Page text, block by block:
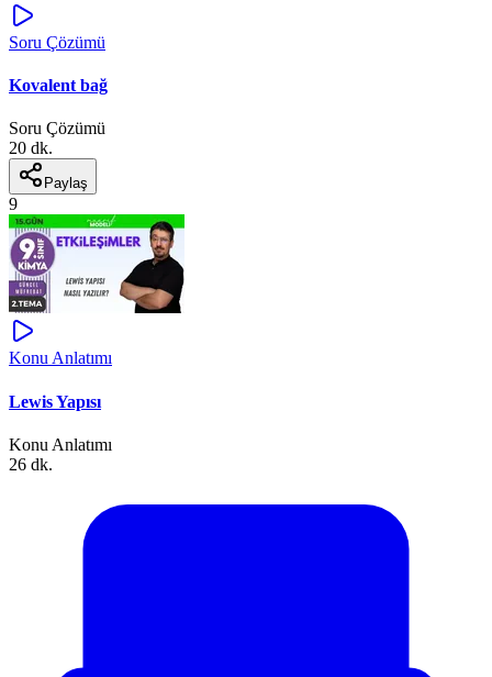
Soru Çözümü
Kovalent bağ
Soru Çözümü
20 dk.
Paylaş
9
Konu Anlatımı
Lewis Yapısı
Konu Anlatımı
26 dk.